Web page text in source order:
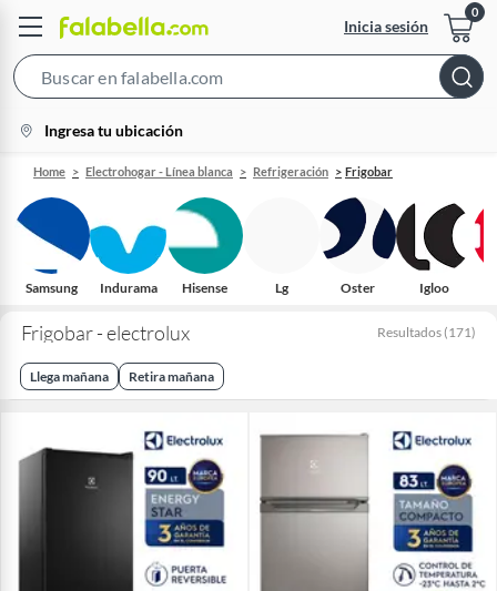
Inicia sesión
Bar
location-
icon
Ingresa tu ubicación
Home Electrohogar - Línea blanca Refrigeración Frigobar
Samsung Indurama Hisense Lg Oster Igloo
Frigobar - electrolux Resultados (171)
Llega mañana Retira mañana